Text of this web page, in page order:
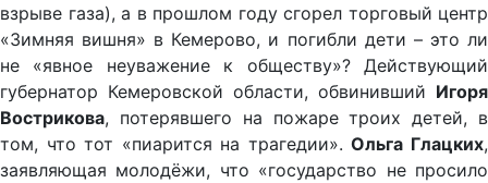
взрыве газа), а в прошлом году сгорел торговый центр
«Зимняя вишня» в Кемерово, и погибли дети – это ли
не «явное неуважение к обществу»? Действующий
губернатор Кемеровской области, обвинивший Игоря
Вострикова, потерявшего на пожаре троих детей, в
том, что тот «пиарится на трагедии».Ольга Глацких,
заявляющая молодёжи, что «государство не просило